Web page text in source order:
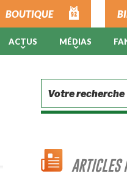
BOUTIQUE
ACTUS MÉDIAS
ARTICLES